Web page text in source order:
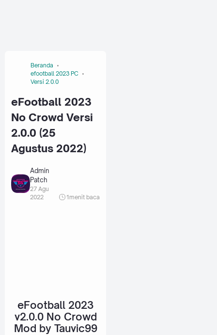
Beranda
efootball 2023 PC
Versi 2.0.0
eFootball 2023
No Crowd Versi
2.0.0 (25
Agustus 2022)
Admin
Patch
27 Agu
2022
1 menit baca
eFootball 2023
v2.0.0 No Crowd
Mod by Tauvic99